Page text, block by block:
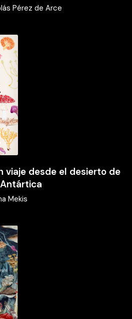
Pérez de Arce
viaje desde el desierto de
Mekis